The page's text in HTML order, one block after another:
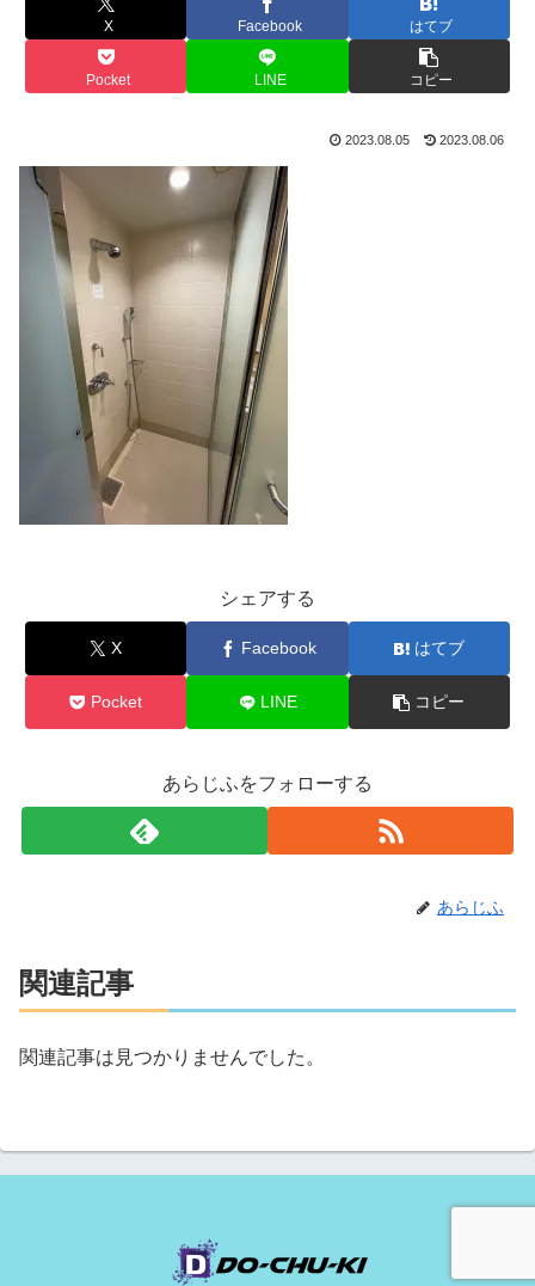
X Facebook はてブ
Pocket LINE コピー
2023.08.05 2023.08.06
シェアする
X Facebook はてブ
Pocket LINE コピー
あらじふをフォローする
あらじふ
関連記事
関連記事は見つかりませんでした。